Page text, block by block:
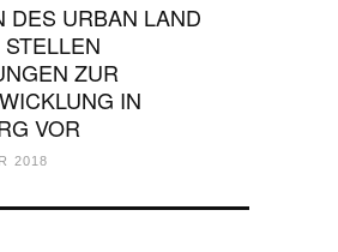
DES URBAN LAND
ZUR
IN
VOR
2018